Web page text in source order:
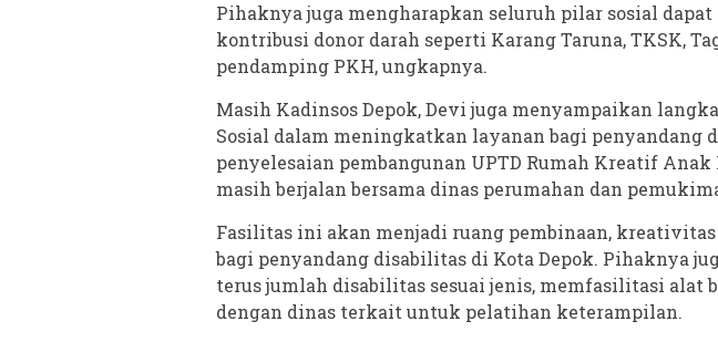
Pihaknya juga mengharapkan seluruh pilar sosial
kontribusi donor darah seperti Karang Taruna, TKSK,
pendamping PKH, ungkapnya.
Masih Kadinsos Depok, Devi juga menyampaikan
Sosial dalam meningkatkan layanan bagi penyandang
penyelesaian pembangunan UPTD Rumah Kreatif
masih berjalan bersama dinas perumahan dan
Fasilitas ini akan menjadi ruang pembinaan, kreativitas
bagi penyandang disabilitas di Kota Depok. Pihaknya
terus jumlah disabilitas sesuai jenis, memfasilitasi alat
dengan dinas terkait untuk pelatihan keterampilan.